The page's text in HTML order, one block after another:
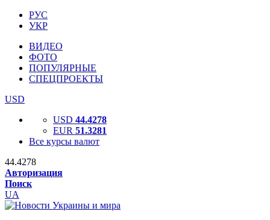
РУС
УКР
ВИДЕО
ФОТО
ПОПУЛЯРНЫЕ
СПЕЦПРОЕКТЫ
USD
USD 44.4278
EUR 51.3281
Все курсы валют
44.4278
Авторизация
Поиск
UA